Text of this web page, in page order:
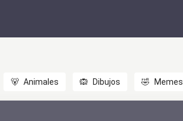
🐻 Animales 🙉 Dibujos 🤣 Memes